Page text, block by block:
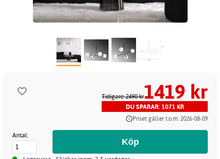
Tidigare: 2490 kr1419 kr
DU SPARAR: 1071 KR
Priset gäller t.o.m. 2026-08-09
Antal: